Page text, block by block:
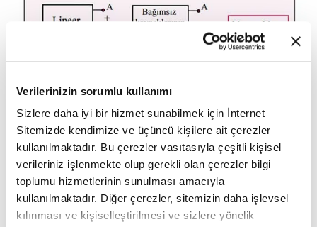
Verilerinizin sorumlu kullanımı
Sizlere daha iyi bir hizmet sunabilmek için İnternet
Sitemizde kendimize ve üçüncü kişilere ait çerezler
kullanılmaktadır. Bu çerezler vasıtasıyla çeşitli kişisel
verileriniz işlenmekte olup gerekli olan çerezler bilgi
toplumu hizmetlerinin sunulması amacıyla
kullanılmaktadır. Diğer çerezler, sitemizin daha işlevsel
kılınması ve kişiselleştirilmesi ve sizlere yönelik